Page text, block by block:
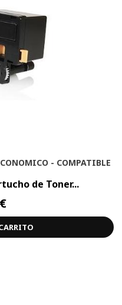
- COMPATIBLE
de Toner...